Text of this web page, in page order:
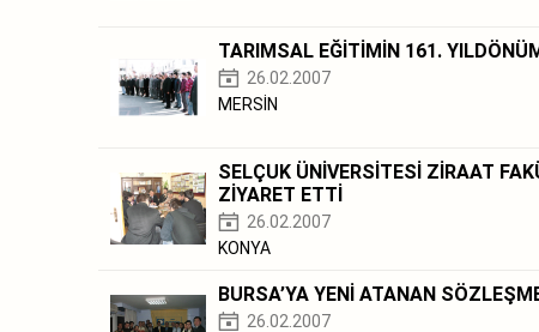
TARIMSAL EĞİTİMİN 161.
26.02.2007
MERSİN
SELÇUK ÜNİVERSİTESİ ZİRAAT
ZİYARET ETTİ
26.02.2007
KONYA
BURSA’YA YENİ ATANAN
26.02.2007